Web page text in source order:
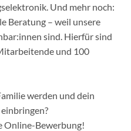
Und mehr noch:
Beratung – weil unsere
sind. Hierfür sind
und 100
werden und dein
Online-Bewerbung!